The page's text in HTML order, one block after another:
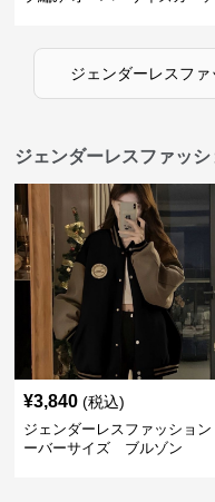
ジェンダーレスファ
ジェンダーレスファッ
¥3,840 (税込)
ジェンダーレスファッション
ーバーサイズ ブルゾン